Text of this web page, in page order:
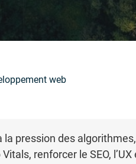
web
pression des
renforcer le SEO,